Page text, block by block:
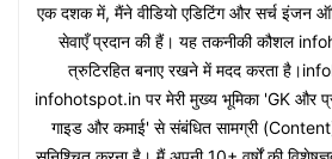
एक दशक में, मैंने वीडियो एडिटिंग और सर्च इंजन
सेवाएँ प्रदान की हैं। यह तकनीकी कौशल
त्रुटिरहित बनाए रखने में मदद करता
infohotspot.in पर मेरी मुख्य भूमिका 'GK और
गाइड और कमाई' से संबंधित सामग्री